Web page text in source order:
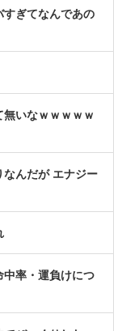
すぎてなんであの
無いなｗｗｗｗｗ
なんだが エナジー
中率・運負けにつ